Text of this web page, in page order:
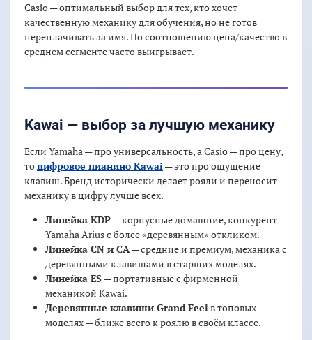
Casio — оптимальный выбор для тех, кто хочет
качественную механику для обучения, но не готов
переплачивать за имя. По соотношению цена/качество в
среднем сегменте часто выигрывает.
Kawai — выбор за лучшую механику
Если Yamaha — про универсальность, а Casio — про цену,
тоцифровое пианино Kawai— это про ощущение
клавиш. Бренд исторически делает рояли и переносит
механику в цифру лучше всех.
Линейка KDP— корпусные домашние, конкурент
Yamaha Arius с более «деревянным» откликом.
Линейка CN и CA— средние и премиум, механика с
деревянными клавишами в старших моделях.
Линейка ES— портативные с фирменной
механикой Kawai.
Деревянные клавиши Grand Feelв топовых
моделях — ближе всего к роялю в своём классе.